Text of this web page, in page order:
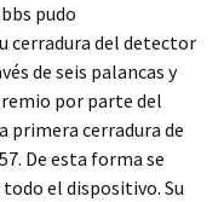
pudo
cerradura del detector
de seis palancas y
por parte del
primera cerradura de
De esta forma se
el dispositivo. Su